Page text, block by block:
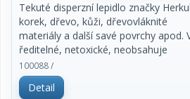
Tekuté disperzní lepidlo značky
korek, dřevo, kůži, dřevovláknité
materiály a další savé povrchy apod.
ředitelné, netoxické, neobsahuje
rozpouštědla, doba zasychání 15
kanceláří a škol i pro
modeláře. Obsah 1 kg. Cena za kus.
100088 /
Detail